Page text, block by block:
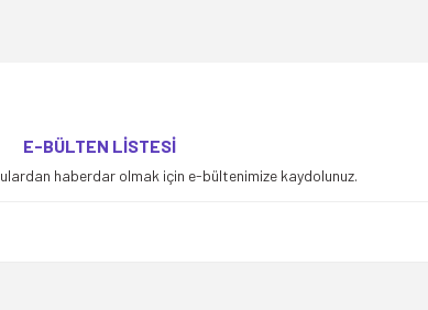
E-BÜLTEN LİSTESİ
haberdar olmak için e-bültenimize kaydolunuz.